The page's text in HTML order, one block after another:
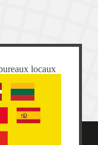
locaux